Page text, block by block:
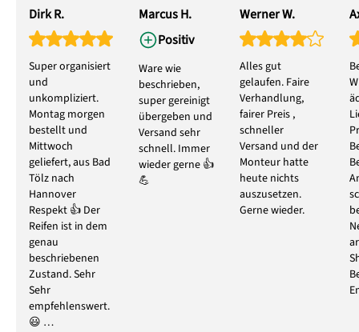
Dirk R.
Super organisiert
und
unkompliziert.
Montag morgen
bestellt und
Mittwoch
geliefert, aus Bad
Tölz nach
Hannover
Respekt 👍 Der
Reifen ist in dem
genau
beschriebenen
Zustand. Sehr
Sehr
empfehlenswert.
😃 …
Marcus H.
Positiv
Ware wie
beschrieben,
super gereinigt
übergeben und
Versand sehr
schnell. Immer
wieder gerne 👍
💪
Werner W.
Alles gut
gelaufen. Faire
Verhandlung,
fairer Preis ,
schneller
Versand und der
Monteur hatte
heute nichts
auszusetzen.
Gerne wieder.